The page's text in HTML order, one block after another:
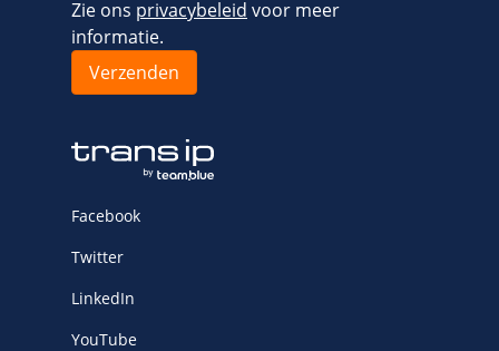
Zie ons privacybeleid voor meer
informatie.
Facebook
Twitter
LinkedIn
YouTube